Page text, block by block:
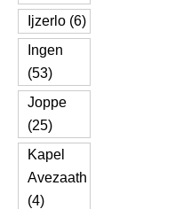
Ijzerlo (6)
Ingen
(53)
Joppe
(25)
Kapel
Avezaath
(4)